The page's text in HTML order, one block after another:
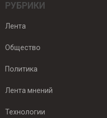
РУБРИКИ
Лента
Общество
Политика
Лента мнений
Технологии